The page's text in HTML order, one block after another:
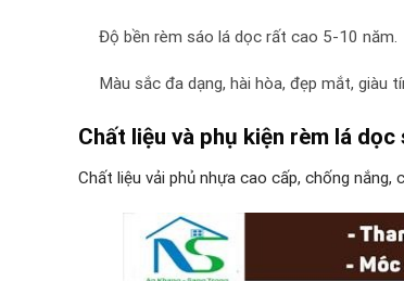
Độ bền rèm sáo lá dọc rất cao 5-10 năm.
Màu sắc đa dạng, hài hòa, đẹp mắt, giàu
Chất liệu và phụ kiện rèm lá dọc
Chất liệu vải phủ nhựa cao cấp, chống nắng,